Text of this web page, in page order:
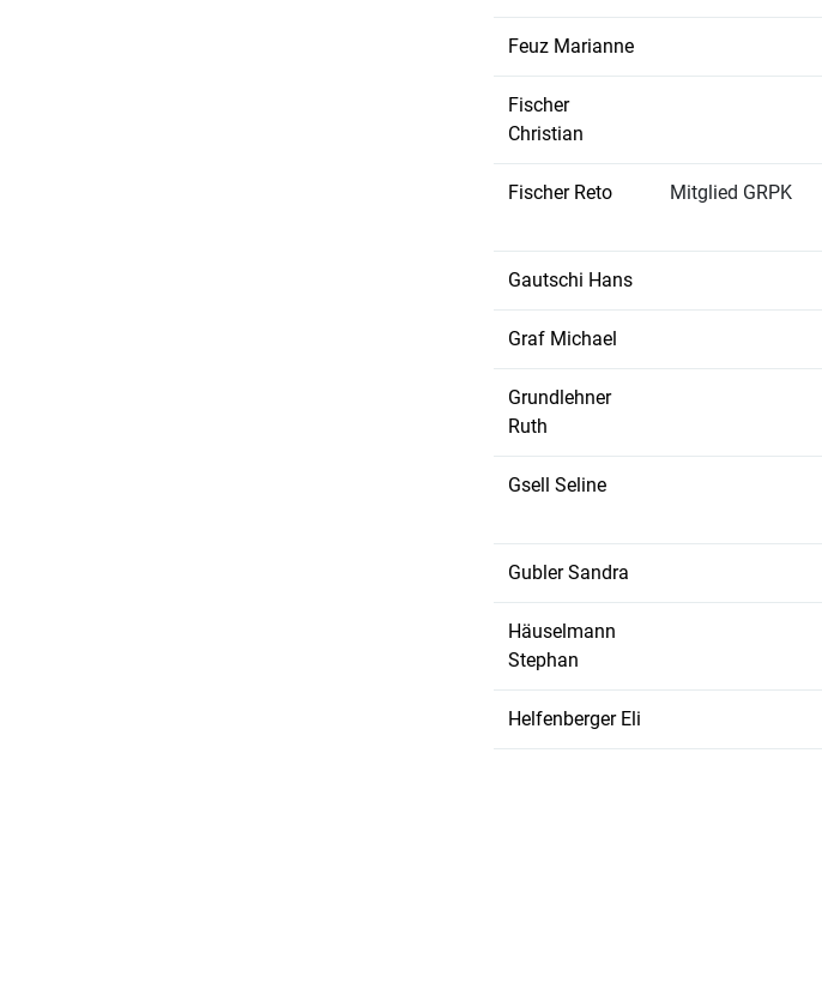
Feuz Marianne
Fischer
Christian
Fischer Reto Mitglied GRPK
Gautschi Hans
Graf Michael
Grundlehner
Ruth
Gsell Seline
Gubler Sandra
Häuselmann
Stephan
Helfenberger Eli